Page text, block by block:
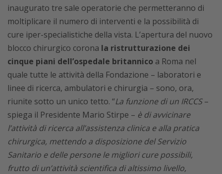
inaugurato tre sale operatorie che permetteranno di
moltiplicare il numero di interventi e la possibilità di
cure iper-specialistiche della vista. L’apertura del nuovo
blocco chirurgico corona la ristrutturazione dei
cinque piani dell’ospedale britannico a Roma nel
quale tutte le attività della Fondazione – laboratori e
linee di ricerca, ambulatori e chirurgia – sono, ora,
riunite sotto un unico tetto. “La funzione di un IRCCS–
spiega il Presidente Mario Stirpe – è di avvicinare
l’attività di ricerca all’assistenza clinica e alla pratica
chirurgica, mettendo a disposizione del Servizio
Sanitario e delle persone le migliori cure possibili,
frutto di un’attività scientifica di altissimo livello,